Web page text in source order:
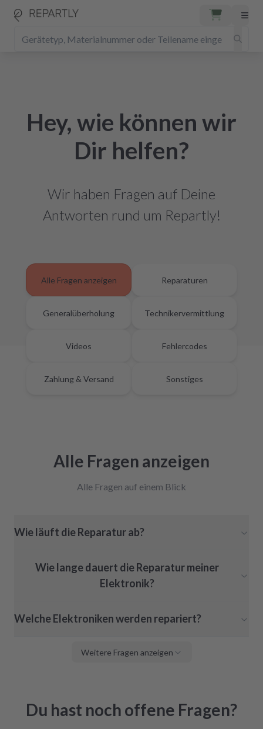
Hey, wie können wir
Dir helfen?
Wir haben Fragen auf Deine
Antworten rund um Repartly!
Alle Fragen anzeigen Reparaturen
Generalüberholung Technikervermittlung
Videos Fehlercodes
Zahlung & Versand Sonstiges
Alle Fragen anzeigen
Alle Fragen auf einem Blick
Wie läuft die Reparatur ab?
Wie lange dauert die Reparatur meiner
Elektronik?
Welche Elektroniken werden repariert?
Weitere Fragen anzeigen
Du hast noch offene Fragen?